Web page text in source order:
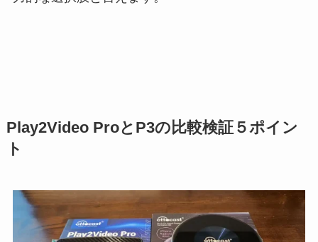
Play2Video ProとP3の比較検証５ポイン
ト